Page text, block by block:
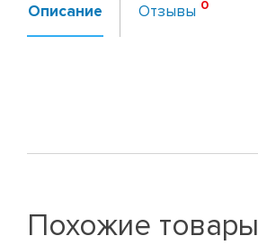
Описание Отзывы
Похожие товары